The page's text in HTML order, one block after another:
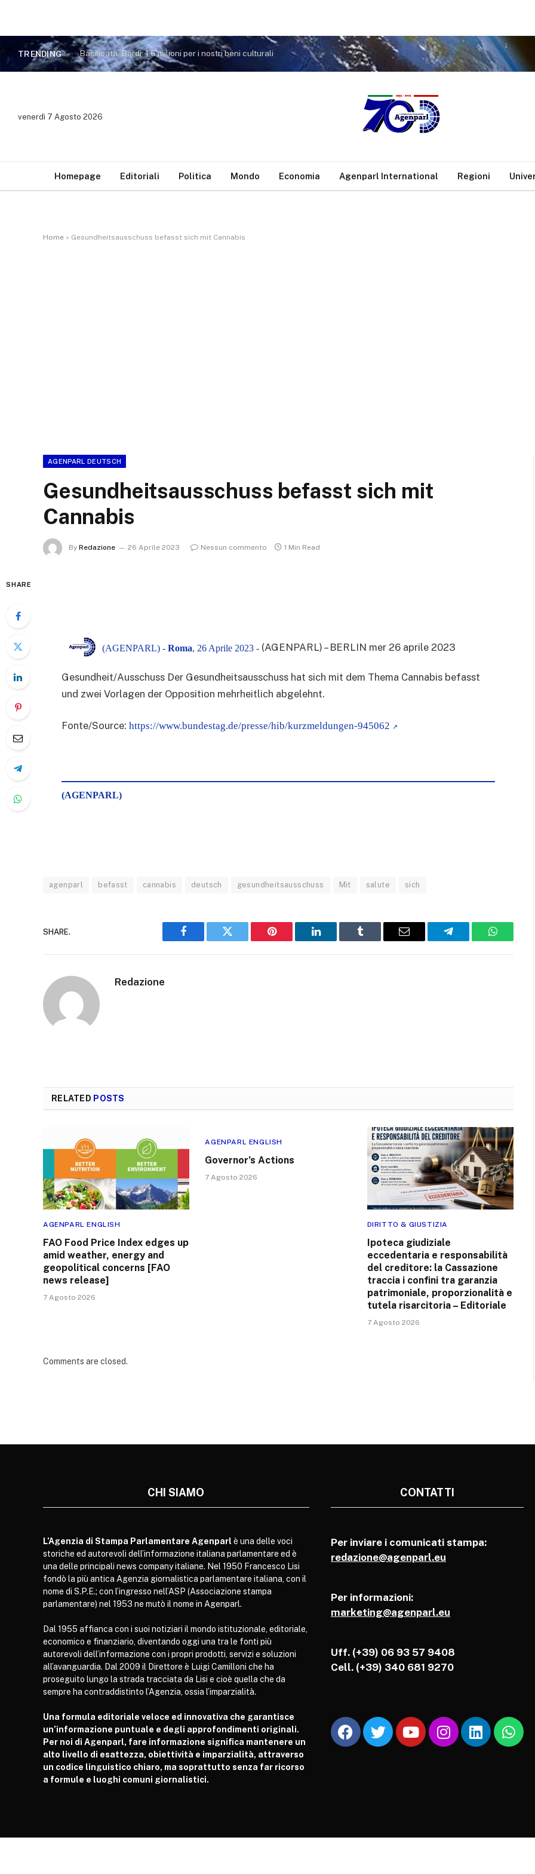
TRENDING Basilicata, Bardi: 1,6 milioni per i nostri beni culturali
venerdì 7 Agosto 2026
Homepage Editoriali Politica Mondo Economia Agenparl International Regioni
Home » Gesundheitsausschuss befasst sich mit Cannabis
AGENPARL DEUTSCH
Gesundheitsausschuss befasst sich mit
Cannabis
By Redazione 26 Aprile 2023 Nessun commento 1 Min Read
SHARE
(AGENPARL) - Roma, 26 Aprile 2023 - (AGENPARL) – BERLIN mer 26 aprile 2023
Gesundheit/Ausschuss Der Gesundheitsausschuss hat sich mit dem Thema Cannabis befasst
und zwei Vorlagen der Opposition mehrheitlich abgelehnt.
Fonte/Source: https://www.bundestag.de/presse/hib/kurzmeldungen-945062
(AGENPARL)
agenparl befasst cannabis deutsch gesundheitsausschuss Mit salute sich
SHARE.
Facebook Twitter Pinterest LinkedIn Tumblr Email Telegram
Redazione
RELATED POSTS
AGENPARL ENGLISH
FAO Food Price Index edges up
amid weather, energy and
geopolitical concerns [FAO
news release]
7 Agosto 2026
AGENPARL ENGLISH
Governor’s Actions
7 Agosto 2026
DIRITTO & GIUSTIZIA
Ipoteca giudiziale
eccedentaria e responsabilità
del creditore: la Cassazione
traccia i confini tra garanzia
patrimoniale, proporzionalità e
tutela risarcitoria – Editoriale
7 Agosto 2026
Comments are closed.
CHI SIAMO
L’Agenzia di Stampa Parlamentare Agenparl è una delle voci
storiche ed autorevoli dell’informazione italiana parlamentare ed è
una delle principali news company italiane. Nel 1950 Francesco Lisi
fondò la più antica Agenzia giornalistica parlamentare italiana, con il
nome di S.P.E.; con l’ingresso nell’ASP (Associazione stampa
parlamentare) nel 1953 ne mutò il nome in Agenparl.
Dal 1955 affianca con i suoi notiziari il mondo istituzionale, editoriale,
economico e finanziario, diventando oggi una tra le fonti più
autorevoli dell’informazione con i propri prodotti, servizi e soluzioni
all’avanguardia. Dal 2009 il Direttore è Luigi Camilloni che ha
proseguito lungo la strada tracciata da Lisi e cioè quella che da
sempre ha contraddistinto l’Agenzia, ossia l’imparzialità.
Una formula editoriale veloce ed innovativa che garantisce
un’informazione puntuale e degli approfondimenti originali.
Per noi di Agenparl, fare informazione significa mantenere un
alto livello di esattezza, obiettività e imparzialità, attraverso
un codice linguistico chiaro, ma soprattutto senza far ricorso
a formule e luoghi comuni giornalistici.
CONTATTI
Per inviare i comunicati stampa:
redazione@agenparl.eu
Per informazioni:
marketing@agenparl.eu
Uff. (+39) 06 93 57 9408
Cell. (+39) 340 681 9270